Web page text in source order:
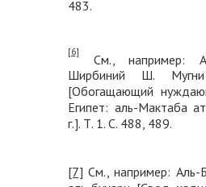
483.
[6]
См., например:
Ширбиний Ш. Мугни
[Обогащающий
Египет: аль-Мактаба
г.]. Т. 1. С. 488, 489.
[7] См., например: Аль-